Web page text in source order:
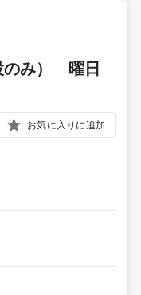
のみ） 曜日
お気に入りに追加